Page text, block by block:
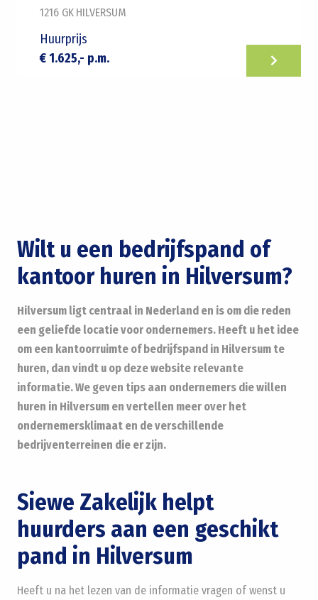
1216 GK HILVERSUM
Huurprijs
€ 1.625,- p.m.
Wilt u een bedrijfspand of
kantoor huren in Hilversum?
Hilversum ligt centraal in Nederland en is om die reden
een geliefde locatie voor ondernemers. Heeft u het idee
om een kantoorruimte of bedrijfspand in Hilversum te
huren, dan vindt u op deze website relevante
informatie. We geven tips aan ondernemers die willen
huren in Hilversum en vertellen meer over het
ondernemersklimaat en de verschillende
bedrijventerreinen die er zijn.
Siewe Zakelijk helpt
huurders aan een geschikt
pand in Hilversum
Heeft u na het lezen van de informatie vragen of wenst u